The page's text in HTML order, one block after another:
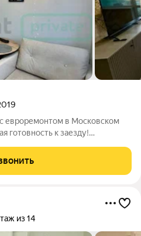
евроремонтом в Московском
готовность к заезду!
Дом расположен в
из 14